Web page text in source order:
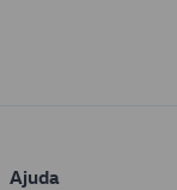
Ajuda